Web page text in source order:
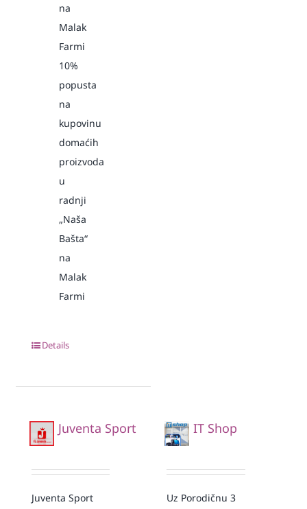
na
Malak
Farmi
10%
popusta
na
kupovinu
domaćih
proizvoda
u
radnji
„Naša
Bašta“
na
Malak
Farmi
Details
Juventa Sport
Juventa Sport
IT Shop
Uz Porodičnu 3